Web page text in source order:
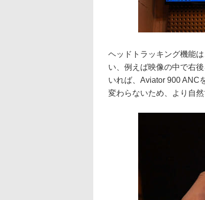
ヘッドトラッキング機能
い、例えば映像の中で右
いれば、Aviator 900 ANC
変わらないため、より自